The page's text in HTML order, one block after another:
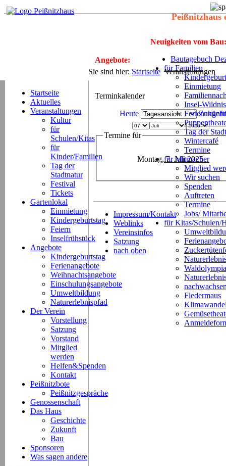
Peißnitzhaus
Neuigkeiten vom Bau:
Bautagebuch
für Familien
Einmietung
Insel-
Tag der
Wintercafé
Termine
für Mitmacher
Mitglied
Wir suchen
Spenden
Auftreten
Termine
Jobs/
für Kitas/Schulen/
Fledermaus
Angebote:
Sie sind hier: Startseite Veranstaltungen
Startseite
Aktuelles
Veranstaltungen
Kultur
für
Schulen/Kitas
für
Kinder/Familien
Tag der
Stadtnatur
Festival
Tickets
Gartenlokal
Einmietung
Kindergeburtstag
Feiern
Inselfrühstück
Angebote
Kindergeburtstag
Ferienangebote
Weihnachtsangebote
Einschulungsangebote
Umweltbildung
Naturerlebnispfad
Der Verein
Vorstellung
Satzung
Vorstand
Mitglied
werden
Helfen&Spenden
Kontakt
Peißnitzbote
Peißnitzgespräche
Genossenschaft
Das Haus
Geschichte
Zukunft
Bau
Sponsoren
Was sagen andere
Terminkalender
Heute
Termine für
Montag, 7. Juli 2025
Impressum/Kontakt
Weblinks
Vereinsinfos
Satzung
nach oben